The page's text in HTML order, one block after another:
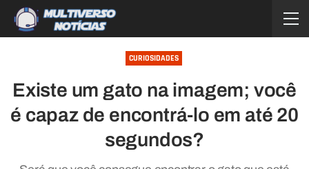
CURIOSIDADES
Existe um gato na imagem; você
é capaz de encontrá-lo em até 20
segundos?